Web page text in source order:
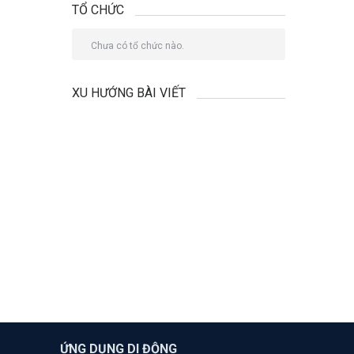
TỔ CHỨC
Chưa có tổ chức nào.
XU HƯỚNG BÀI VIẾT
ỨNG DỤNG DI ĐỘNG